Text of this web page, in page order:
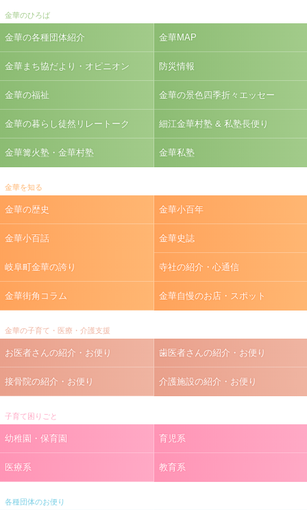
金華のひろば
金華の各種団体紹介 金華MAP
金華まち協だより・オピニオン 防災情報
金華の福祉 金華の景色四季折々エッセー
金華の暮らし徒然リレートーク 細江金華村塾 & 私塾長便り
金華篝火塾・金華村塾 金華私塾
金華を知る
金華の歴史 金華小百年
金華小百話 金華史誌
岐阜町金華の誇り 寺社の紹介・心通信
金華街角コラム 金華自慢のお店・スポット
金華の子育て・医療・介護支援
お医者さんの紹介・お便り 歯医者さんの紹介・お便り
接骨院の紹介・お便り 介護施設の紹介・お便り
子育て困りごと
幼稚園・保育園 育児系
医療系 教育系
各種団体のお便り